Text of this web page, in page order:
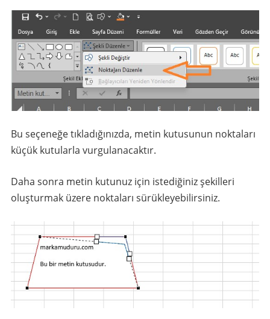
Bu seçeneğe tıkladığınızda, metin kutusunun noktaları
küçük kutularla vurgulanacaktır.
Daha sonra metin kutunuz için istediğiniz şekilleri
oluşturmak üzere noktaları sürükleyebilirsiniz.